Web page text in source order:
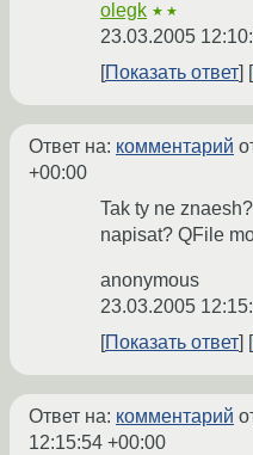
olegk ★★
23.03.2005
Показать ответ
Ответ на: комментарий
+00:00
Tak ty ne
napisat? QFile
anonymous
23.03.2005
Показать ответ
Ответ на: комментарий
12:15:54 +00:00